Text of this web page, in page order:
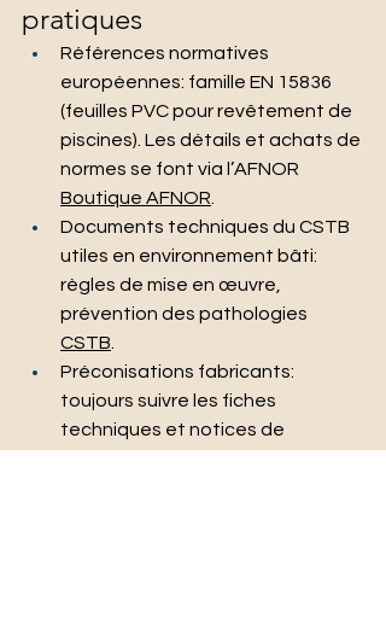
pratiques
Références normatives
européennes: famille EN 15836
(feuilles PVC pour revêtement de
piscines). Les détails et achats de
normes se font via l’AFNOR
Boutique AFNOR.
Documents techniques du CSTB
utiles en environnement bâti:
règles de mise en œuvre,
prévention des pathologies
CSTB.
Préconisations fabricants:
toujours suivre les fiches
techniques et notices de